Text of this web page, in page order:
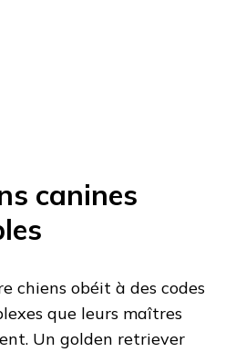
canines
chiens obéit à des codes
que leurs maîtres
Un golden retriever